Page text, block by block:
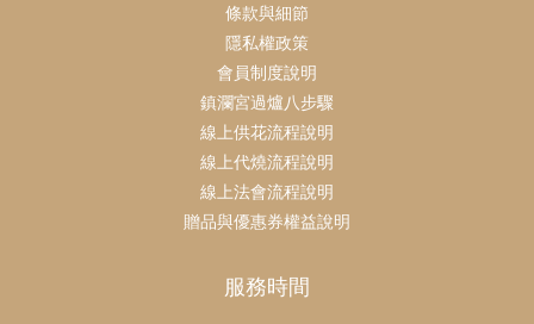
條款與細節
隱私權政策
會員制度說明
鎮瀾宮過爐八步驟
線上供花流程說明
線上代燒流程說明
線上法會流程說明
贈品與優惠券權益說明
服務時間